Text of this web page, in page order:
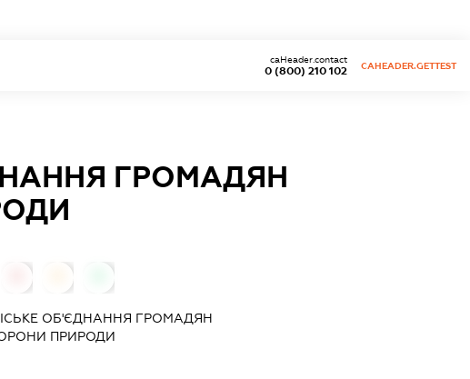
0 (800) 210 102
caHeader.contact
CAHEADER.GETTEST
ГРОМАДЯН
ОБ'ЄДНАННЯ ГРОМАДЯН
ПРИРОДИ